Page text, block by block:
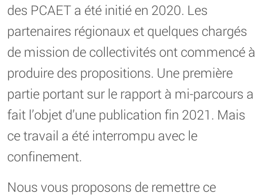
des PCAET a été initié en 2020. Les
partenaires régionaux et quelques chargés
de mission de collectivités ont commencé à
produire des propositions. Une première
partie portant sur le rapport à mi-parcours a
fait l’objet d’une publication fin 2021. Mais
ce travail a été interrompu avec le
confinement.
Nous vous proposons de remettre ce